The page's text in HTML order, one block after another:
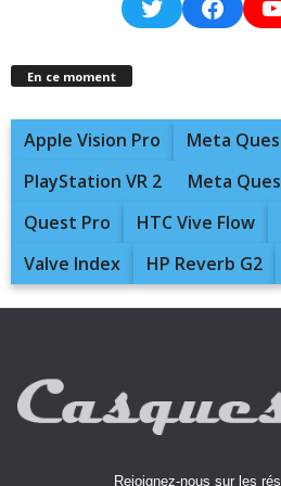
Twitter
En ce moment
Apple Vision Pro
Meta
PlayStation VR 2
Meta
Quest Pro
HTC Vive Flow
Valve Index
HP Reverb G2
Rejoignez-nous sur les